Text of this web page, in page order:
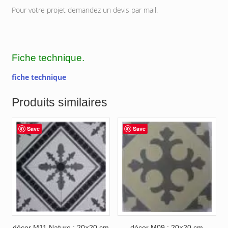
Pour votre projet demandez un devis par mail.
Fiche technique.
fiche technique
Produits similaires
Save Save